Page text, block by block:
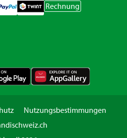
Rechnung
Nutzungsbestimmungen